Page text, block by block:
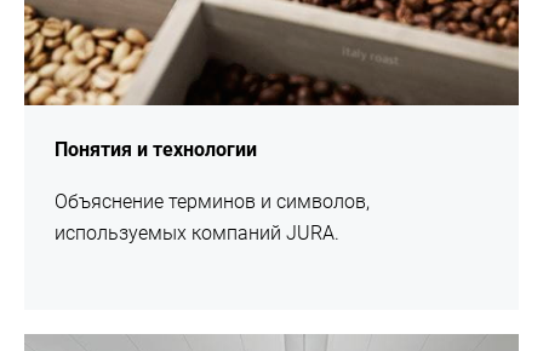
Понятия и технологии
Объяснение терминов и символов,
используемых компаний JURA.